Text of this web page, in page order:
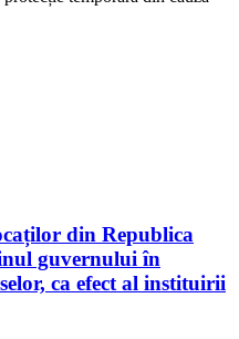
din Republica
guvernului în
ca efect al instituirii